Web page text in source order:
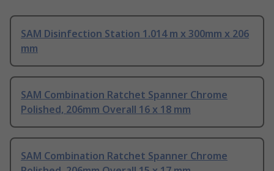
SAM Disinfection Station 1.014 m x 300mm x 206
mm
SAM Combination Ratchet Spanner Chrome
Polished, 206mm Overall 16 x 18 mm
SAM Combination Ratchet Spanner Chrome